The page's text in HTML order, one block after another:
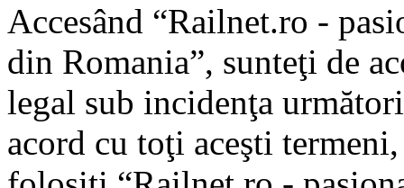
Accesând “Railnet.ro -
din Romania”, sunteţi de
legal sub incidenţa
acord cu toţi aceşti